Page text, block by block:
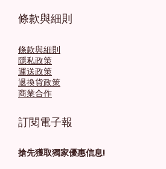
條款與細則
條款與細則
隱私政策
運送政策
退換貨政策
商業合作
訂閱電子報
搶先獲取獨家優惠信息!